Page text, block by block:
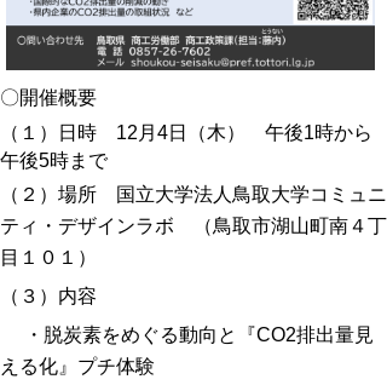
〇開催概要
（１）日時 12月4日（木） 午後1時から
午後5時まで
（２）場所 国立大学法人鳥取大学コミュニ
ティ・デザインラボ （鳥取市湖山町南４丁
目１０１）
（３）内容
・脱炭素をめぐる動向と『CO2排出量見
える化』プチ体験